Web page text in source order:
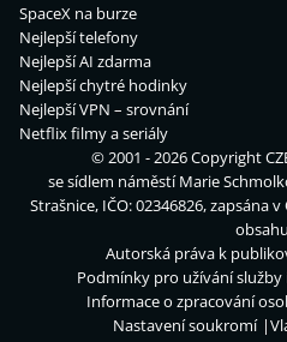
SpaceX na burze
Nejlepší telefony
Nejlepší AI zdarma
Nejlepší chytré hodinky
Nejlepší VPN – srovnání
Netflix filmy a seriály
© 2001 - 2026 Copyright
se sídlem náměstí Marie
Strašnice, IČO: 02346826, zapsána
obsahu
Autorská práva k
Podmínky pro užívání
Informace o zpracování
Nastavení soukromí